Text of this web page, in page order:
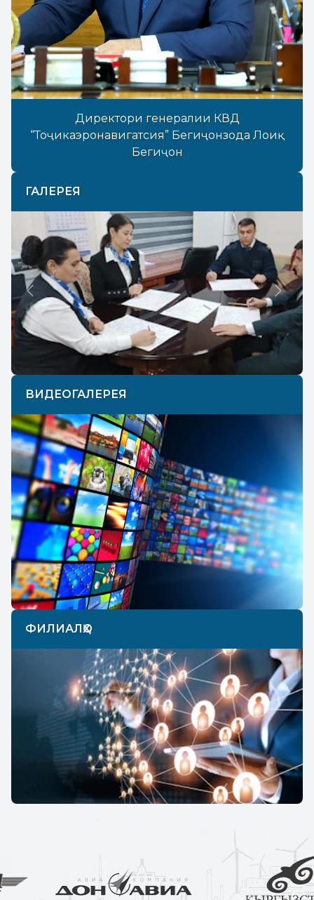
Директори генералии КВД
“Тоҷикаэронавигатсия” Бегиҷонзода Лоиқ
Бегиҷон
ГАЛЕРЕЯ
Previous Next
ВИДЕОГАЛЕРЕЯ
ФИЛИАЛҲО